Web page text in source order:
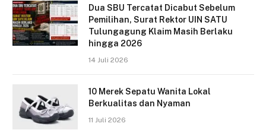
Dua SBU Tercatat Dicabut Sebelum
Pemilihan, Surat Rektor UIN SATU
Tulungagung Klaim Masih Berlaku
hingga 2026
14 Juli 2026
10 Merek Sepatu Wanita Lokal
Berkualitas dan Nyaman
11 Juli 2026